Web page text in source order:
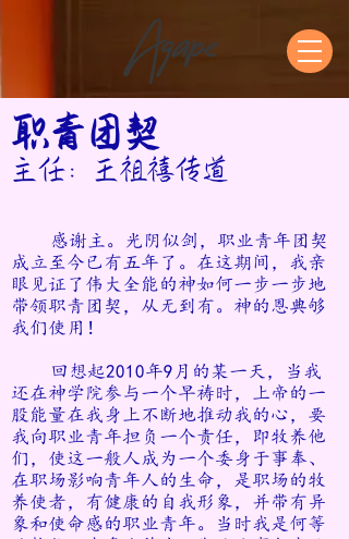
职青团契
主任：王祖禧传道
感谢主。光阴似剑，职业青年团契
成立至今已有五年了。在这期间，我亲
眼见证了伟大全能的神如何一步一步地
带领职青团契，从无到有。神的恩典够
我们使用！
回想起2010年9月的某一天，当我
还在神学院参与一个早祷时，上帝的一
股能量在我身上不断地推动我的心，要
我 向职业青年担负一个责任，即牧养他
们，使这一般人成为一个委身于事奉、
在职场影响青年人的生命，是职场的牧
养使者，
有健康的自我形象，并带有异
象和使命感的职业青年。当时我是何等